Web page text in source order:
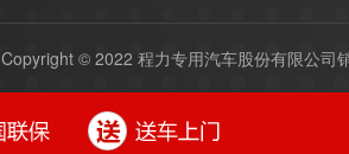
Copyright © 2022 程力专用汽车股份有限公司